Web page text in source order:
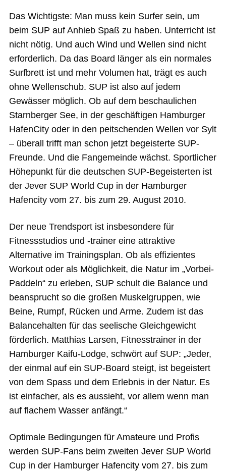
Das Wichtigste: Man muss kein Surfer sein, um
beim SUP auf Anhieb Spaß zu haben. Unterricht ist
nicht nötig. Und auch Wind und Wellen sind nicht
erforderlich. Da das Board länger als ein normales
Surfbrett ist und mehr Volumen hat, trägt es auch
ohne Wellenschub. SUP ist also auf jedem
Gewässer möglich. Ob auf dem beschaulichen
Starnberger See, in der geschäftigen Hamburger
HafenCity oder in den peitschenden Wellen vor Sylt
– überall trifft man schon jetzt begeisterte SUP-
Freunde. Und die Fangemeinde wächst. Sportlicher
Höhepunkt für die deutschen SUP-Begeisterten ist
der Jever SUP World Cup in der Hamburger
Hafencity vom 27. bis zum 29. August 2010.
Der neue Trendsport ist insbesondere für
Fitnessstudios und -trainer eine attraktive
Alternative im Trainingsplan. Ob als effizientes
Workout oder als Möglichkeit, die Natur im „Vorbei-
Paddeln“ zu erleben, SUP schult die Balance und
beansprucht so die großen Muskelgruppen, wie
Beine, Rumpf, Rücken und Arme. Zudem ist das
Balancehalten für das seelische Gleichgewicht
förderlich. Matthias Larsen, Fitnesstrainer in der
Hamburger Kaifu-Lodge, schwört auf SUP: „Jeder,
der einmal auf ein SUP-Board steigt, ist begeistert
von dem Spass und dem Erlebnis in der Natur. Es
ist einfacher, als es aussieht, vor allem wenn man
auf flachem Wasser anfängt.“
Optimale Bedingungen für Amateure und Profis
werden SUP-Fans beim zweiten Jever SUP World
Cup in der Hamburger Hafencity vom 27. bis zum